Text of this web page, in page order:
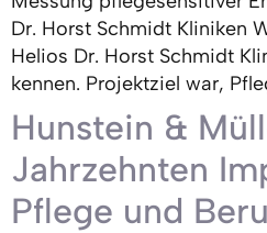
Dr. Horst Schmidt Kliniken
Helios Dr. Horst Schmidt
kennen. Projektziel war,
Hunstein &
Jahrzehnten
Pflege und